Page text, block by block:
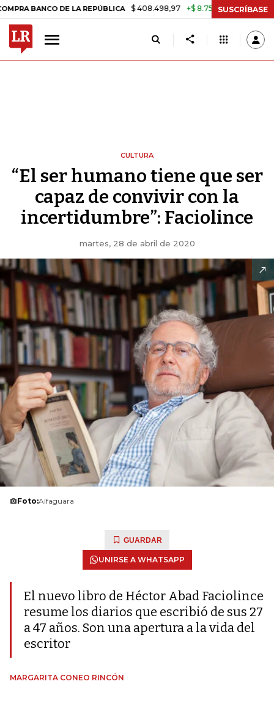
DE LA REPÚBLICA $ 408.498,97 +$ 8.753,81 +2,19% TASA DE
SUSCRÍBASE
CULTURA
“El ser humano tiene que ser
capaz de convivir con la
incertidumbre”: Faciolince
martes, 28 de abril de 2020
Foto:Alfaguara
GUARDAR
UNIRSE A WHATSAPP
El nuevo libro de Héctor Abad Faciolince
resume los diarios que escribió de sus 27
a 47 años. Son una apertura a la vida del
escritor
MARGARITA CONEO RINCÓN